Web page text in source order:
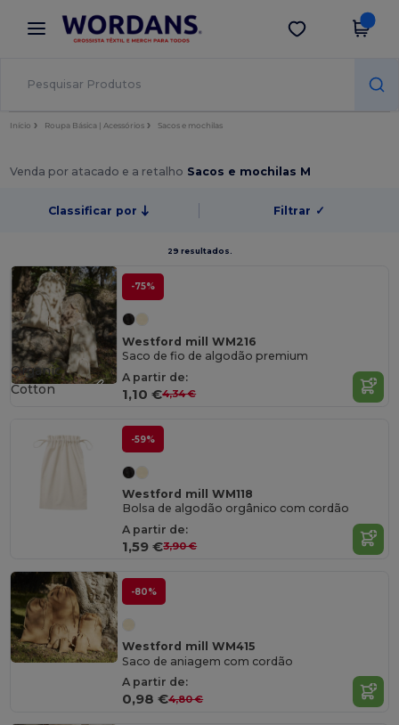
× App Wordans
Melhores preços na app!
Obter app
Início Roupa Básica | Acessórios Sacos e mochilas
Venda por atacado e a retalho Sacos e mochilas M
Classificar por Filtrar ✓
29 resultados.
-75%
Westford mill WM216
Saco de fio de algodão premium
A partir de:
1,10 €4,34 €
Organic
Cotton
-59%
Westford mill WM118
Bolsa de algodão orgânico com cordão
A partir de:
1,59 €3,90 €
-80%
Westford mill WM415
Saco de aniagem com cordão
A partir de:
0,98 €4,80 €